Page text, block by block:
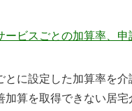
ービスごとの加算率、
とに設定した加算率を
加算を取得できない居